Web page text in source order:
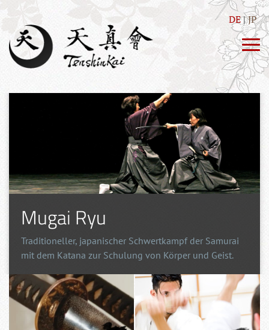
DE JP
Mugai Ryu
Traditioneller, japanischer Schwertkampf der Samurai
mit dem Katana zur Schulung von Körper und Geist.